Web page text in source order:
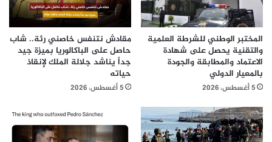
المختبر الوطني للشرطة العلمية
والتقنية يحصل على شهادة
الاعتماد والمطابقة والجودة
بالمعيار الدولي
5 أغسطس، 2026
مقادش نتنفس خاصني رئة.. شاب
حاصل على الباكالوريا بميزة جيد
جداً يناشد جلالة الملك لإنقاذ
حياته
5 أغسطس، 2026